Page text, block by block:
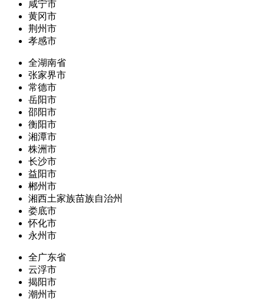
咸宁市
黄冈市
荆州市
孝感市
全湖南省
张家界市
常德市
岳阳市
邵阳市
衡阳市
湘潭市
株洲市
长沙市
益阳市
郴州市
湘西土家族苗族自治州
娄底市
怀化市
永州市
全广东省
云浮市
揭阳市
潮州市